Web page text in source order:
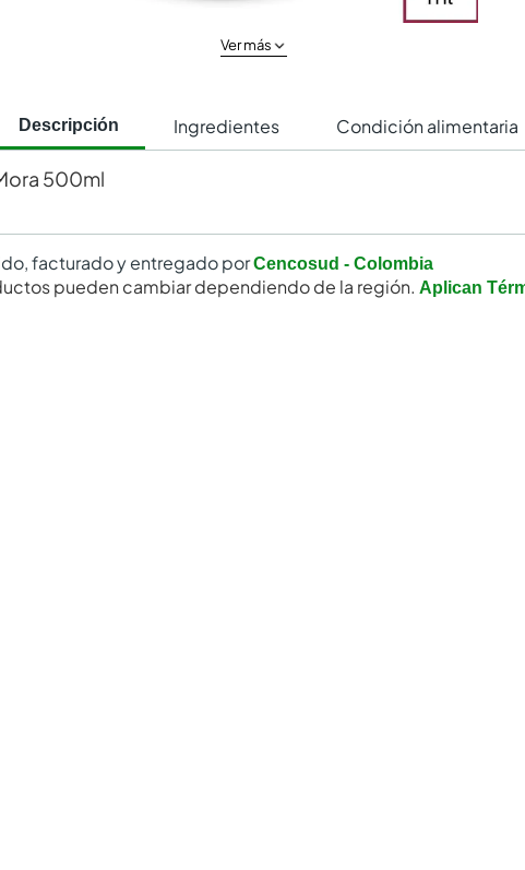
Ver más
Descripción Ingredientes Condición alimentaria
500ml
facturado y entregado porCencosud - Colombia
pueden cambiar dependiendo de la región. Aplican